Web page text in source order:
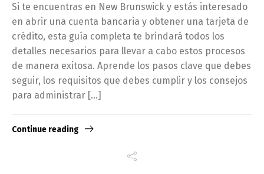
Si te encuentras en New Brunswick y estás interesado
en abrir una cuenta bancaria y obtener una tarjeta de
crédito, esta guía completa te brindará todos los
detalles necesarios para llevar a cabo estos procesos
de manera exitosa. Aprende los pasos clave que debes
seguir, los requisitos que debes cumplir y los consejos
para administrar […]
Continue reading